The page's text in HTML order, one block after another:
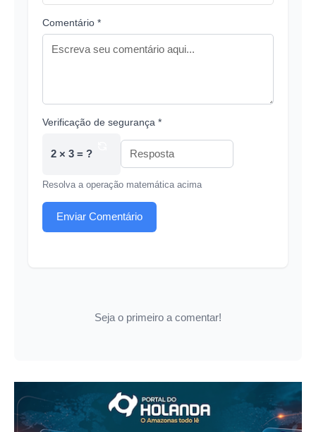
Comentário *
Verificação de segurança *
2 × 3 = ?
Resolva a operação matemática acima
Enviar Comentário
Seja o primeiro a comentar!